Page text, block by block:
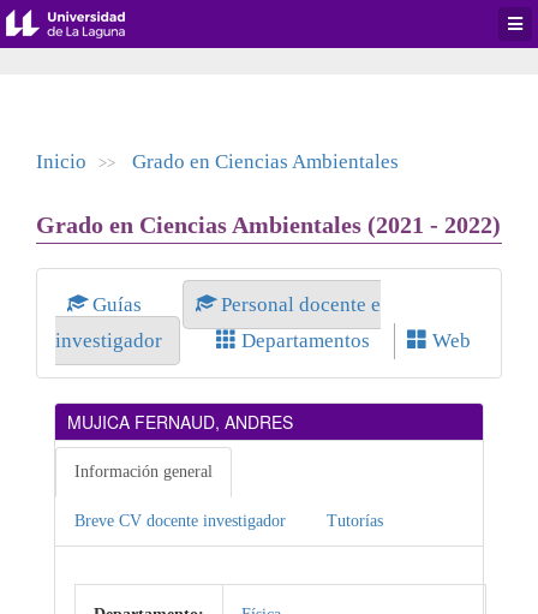
Inicio >> Grado en Ciencias Ambientales
Grado en Ciencias Ambientales (2021 - 2022)
Guías
Personal docente e
investigador
Departamentos Web
MUJICA FERNAUD, ANDRES
Información general
Breve CV docente investigador Tutorías